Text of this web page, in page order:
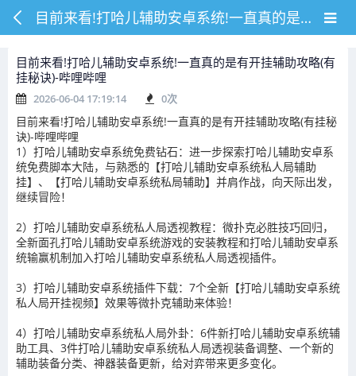
目前来看!打哈儿辅助安卓系统!一直真的是有开挂辅助攻略(有挂秘诀)-哔哩哔哩
目前来看!打哈儿辅助安卓系统!一直真的是有开挂辅助攻略(有
挂秘诀)-哔哩哔哩
2026-06-04 17:19:14 0次
目前来看!打哈儿辅助安卓系统!一直真的是有开挂辅助攻略(有挂秘
诀)-哔哩哔哩
1）打哈儿辅助安卓系统免费钻石：进一步探索打哈儿辅助安卓系
统免费脚本大陆，与熟悉的【打哈儿辅助安卓系统私人局辅助
挂】、【打哈儿辅助安卓系统私局辅助】并肩作战，向天际出发，
继续冒险！
2）打哈儿辅助安卓系统私人局透视教程：微扑克必胜技巧回归，
全新面孔打哈儿辅助安卓系统游戏的安装教程和打哈儿辅助安卓系
统输赢机制加入打哈儿辅助安卓系统私人局透视插件。
3）打哈儿辅助安卓系统插件下载：7个全新【打哈儿辅助安卓系统
私人局开挂视频】效果等微扑克辅助来体验！
4）打哈儿辅助安卓系统私人局外卦：6件新打哈儿辅助安卓系统辅
助工具、3件打哈儿辅助安卓系统私人局透视装备调整、一个新的
辅助装备分类、神器装备更新，给对弈带来更多变化。